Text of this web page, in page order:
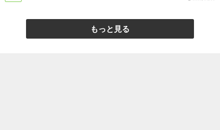
もっと見る